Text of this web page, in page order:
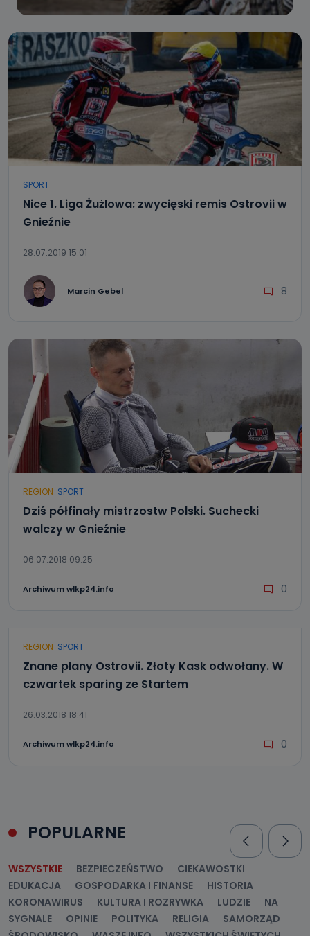
SPORT
Nice 1. Liga Żużlowa: zwycięski remis Ostrovii w
Gnieźnie
28.07.2019 15:01
Marcin Gebel 8
REGION SPORT
Dziś półfinały mistrzostw Polski. Suchecki
walczy w Gnieźnie
06.07.2018 09:25
Archiwum wlkp24.info 0
REGION SPORT
Znane plany Ostrovii. Złoty Kask odwołany. W
czwartek sparing ze Startem
26.03.2018 18:41
Archiwum wlkp24.info 0
POPULARNE
WSZYSTKIE BEZPIECZEŃSTWO
CIEKAWOSTKI
EDUKACJA
GOSPODARKA I FINANSE
HISTORIA
KORONAWIRUS
KULTURA I ROZRYWKA LUDZIE
NA
SYGNALE
OPINIE POLITYKA RELIGIA
SAMORZĄD